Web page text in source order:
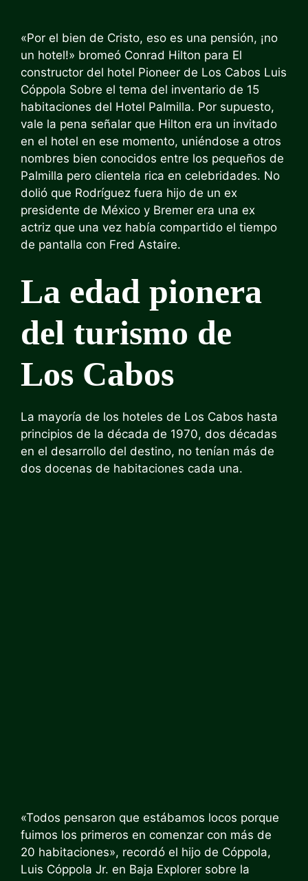
«Por el bien de Cristo, eso es una pensión, ¡no
un hotel!» bromeó Conrad Hilton para El
constructor del hotel Pioneer de Los Cabos Luis
Cóppola Sobre el tema del inventario de 15
habitaciones del Hotel Palmilla. Por supuesto,
vale la pena señalar que Hilton era un invitado
en el hotel en ese momento, uniéndose a otros
nombres bien conocidos entre los pequeños de
Palmilla pero clientela rica en celebridades. No
dolió que Rodríguez fuera hijo de un ex
presidente de México y Bremer era una ex
actriz que una vez había compartido el tiempo
de pantalla con Fred Astaire.
La edad pionera
del turismo de
Los Cabos
La mayoría de los hoteles de Los Cabos hasta
principios de la década de 1970, dos décadas
en el desarrollo del destino, no tenían más de
dos docenas de habitaciones cada una.
«Todos pensaron que estábamos locos porque
fuimos los primeros en comenzar con más de
20 habitaciones», recordó el hijo de Cóppola,
Luis Cóppola Jr. en Baja Explorer sobre la